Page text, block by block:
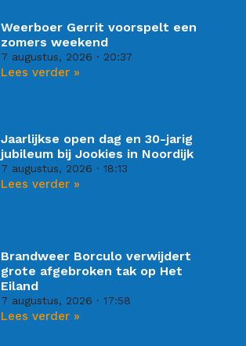
Weerboer Gerrit voorspelt een
zomers weekend
7 augustus, 2026 20:37
Lees verder »
Jaarlijkse open dag en 30-jarig
jubileum bij Jookies in Noordijk
7 augustus, 2026 18:13
Lees verder »
Brandweer Borculo verwijdert
grote afgebroken tak op Het
Eiland
7 augustus, 2026 17:58
Lees verder »